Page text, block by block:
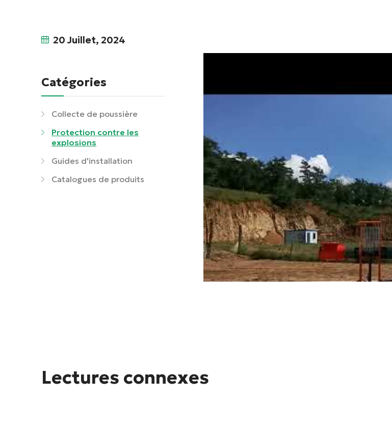
20 Juillet, 2024
Catégories
Collecte de poussière
Protection contre les
explosions
Guides d'installation
Catalogues de produits
Lectures connexes